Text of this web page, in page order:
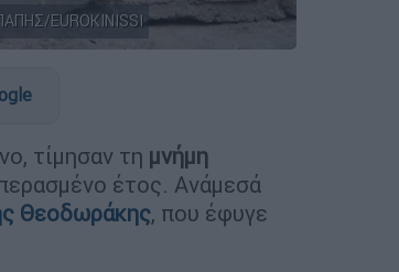
EUROKINISSI
τίμησαν τη μνήμη
έτος. Ανάμεσά
Θεοδωράκης, που έφυγε